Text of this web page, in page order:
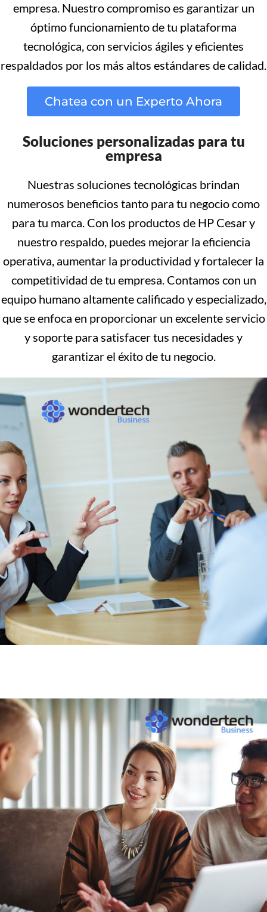
empresa. Nuestro compromiso es garantizar un
óptimo funcionamiento de tu plataforma
tecnológica, con servicios ágiles y eficientes
respaldados por los más altos estándares de calidad.
Chatea con un Experto Ahora
Soluciones personalizadas para tu
empresa
Nuestras soluciones tecnológicas brindan
numerosos beneficios tanto para tu negocio como
para tu marca. Con los productos de HP Cesar y
nuestro respaldo, puedes mejorar la eficiencia
operativa, aumentar la productividad y fortalecer la
competitividad de tu empresa. Contamos con un
equipo humano altamente calificado y especializado,
que se enfoca en proporcionar un excelente servicio
y soporte para satisfacer tus necesidades y
garantizar el éxito de tu negocio.